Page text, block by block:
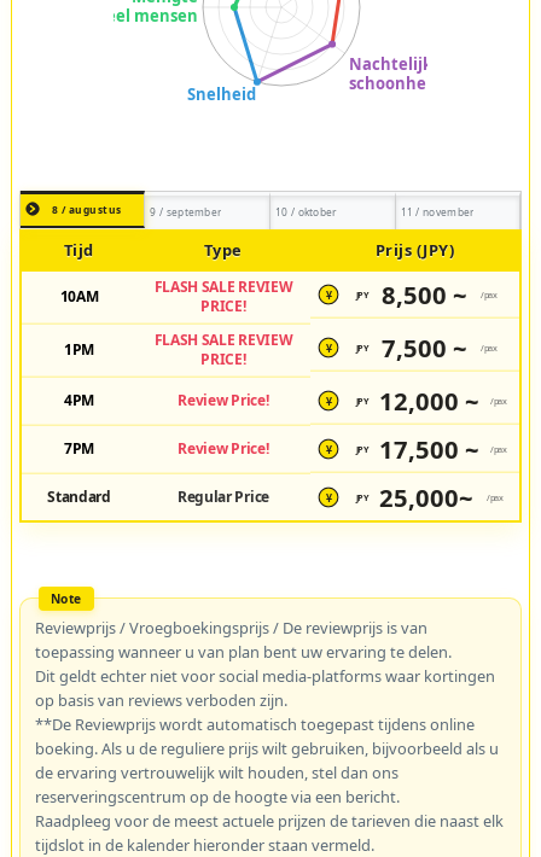
8 / augustus 9 / september 10 / oktober 11 / november
Tijd Type Prijs (JPY)
10AM
FLASH SALE REVIEW
PRICE!
¥ JPY 8,500 ~ /pax
1PM
FLASH SALE REVIEW
PRICE!
¥ JPY 7,500 ~ /pax
4PM Review Price! ¥ JPY 12,000 ~ /pax
7PM Review Price! ¥ JPY 17,500 ~ /pax
Standard Regular Price ¥ JPY 25,000~ /pax
Reviewprijs / Vroegboekingsprijs / De reviewprijs is van
toepassing wanneer u van plan bent uw ervaring te delen.
Dit geldt echter niet voor social media-platforms waar kortingen
op basis van reviews verboden zijn.
**De Reviewprijs wordt automatisch toegepast tijdens online
boeking. Als u de reguliere prijs wilt gebruiken, bijvoorbeeld als u
de ervaring vertrouwelijk wilt houden, stel dan ons
reserveringscentrum op de hoogte via een bericht.
Raadpleeg voor de meest actuele prijzen de tarieven die naast elk
tijdslot in de kalender hieronder staan vermeld.